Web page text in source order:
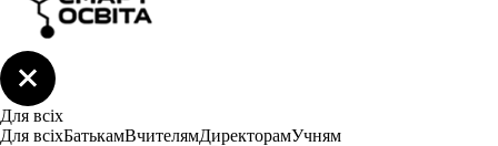
Для всіх
Для всіхБатькамВчителямДиректорамУчням